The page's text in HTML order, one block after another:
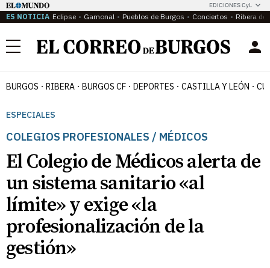
EDICIONES CyL
ES NOTICIA Eclipse Gamonal Pueblos de Burgos Conciertos Ribera del
Menú
BURGOS RIBERA BURGOS CF DEPORTES CASTILLA Y LEÓN
ESPECIALES
COLEGIOS PROFESIONALES / MÉDICOS
El Colegio de Médicos alerta de
un sistema sanitario «al
límite» y exige «la
profesionalización de la
gestión»